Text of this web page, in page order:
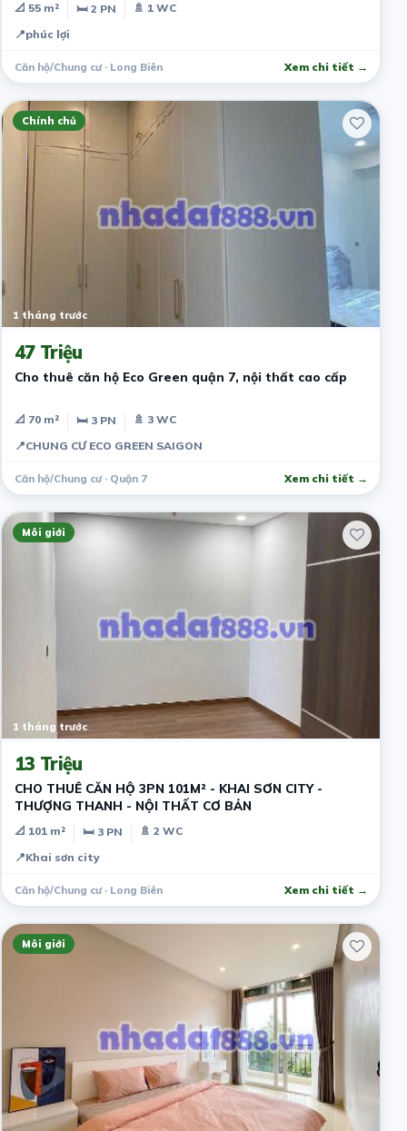
📐 55 m² 🛏 2 PN
🚿 1 WC
📍phúc lợi
Căn hộ/Chung cư · Long Biên Xem chi tiết →
Chính chủ
1 tháng trước
47 Triệu
Cho thuê căn hộ Eco Green quận 7, nội thất cao cấp
📐 70 m² 🛏 3 PN
🚿 3 WC
📍CHUNG CƯ ECO GREEN SAIGON
Căn hộ/Chung cư · Quận 7 Xem chi tiết →
Môi giới
1 tháng trước
13 Triệu
CHO THUÊ CĂN HỘ 3PN 101M² - KHAI SƠN CITY -
THƯỢNG THANH - NỘI THẤT CƠ BẢN
📐 101 m² 🛏 3 PN
🚿 2 WC
📍Khai sơn city
Căn hộ/Chung cư · Long Biên Xem chi tiết →
Môi giới